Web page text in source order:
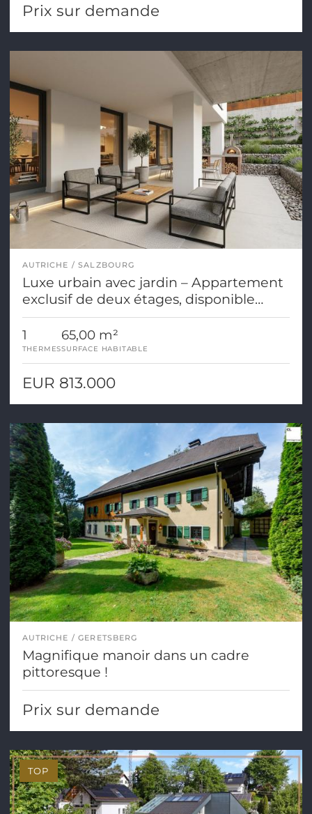
Prix sur demande
AUTRICHE SALZBOURG
Luxe urbain avec jardin – Appartement
exclusif de deux étages, disponible
immédiatement, à Salzbourg.
1
THERMES
65,00 m²
SURFACE HABITABLE
EUR 813.000
AUTRICHE GERETSBERG
Magnifique manoir dans un cadre
pittoresque !
Prix sur demande
TOP